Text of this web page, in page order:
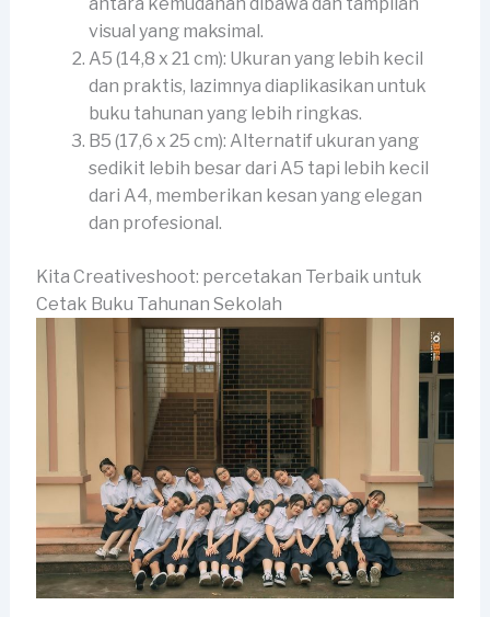
antara kemudahan dibawa dan tampilan
visual yang maksimal.
A5 (14,8 x 21 cm): Ukuran yang lebih kecil
dan praktis, lazimnya diaplikasikan untuk
buku tahunan yang lebih ringkas.
B5 (17,6 x 25 cm): Alternatif ukuran yang
sedikit lebih besar dari A5 tapi lebih kecil
dari A4, memberikan kesan yang elegan
dan profesional.
Kita Creativeshoot: percetakan Terbaik untuk
Cetak Buku Tahunan Sekolah